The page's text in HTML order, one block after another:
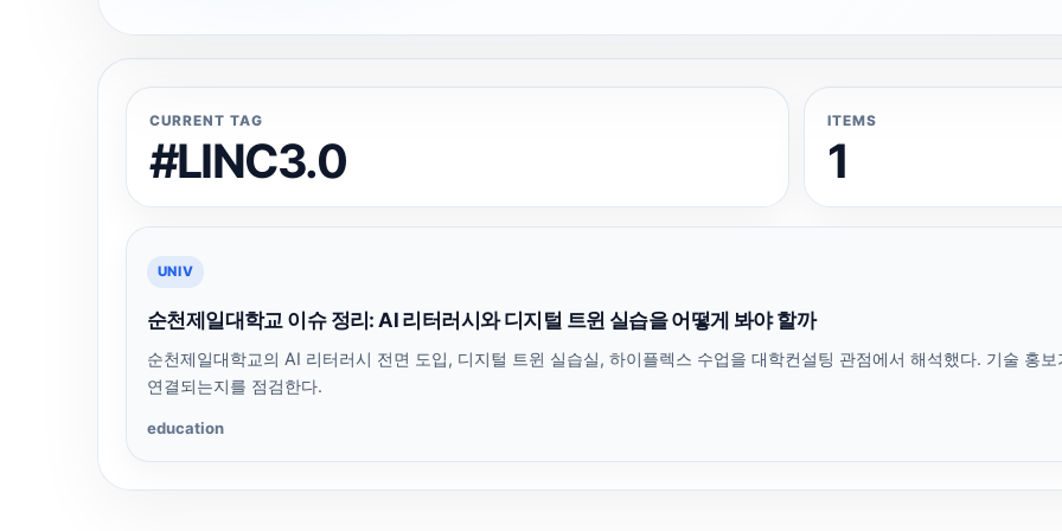
CURRENT TAG
#LINC3.0
ITEMS
1
UNIV
순천제일대학교 이슈 정리: AI 리터러시와 디지털 트윈 실습을 어떻게 봐야 할까
순천제일대학교의 AI 리터러시 전면 도입, 디지털 트윈 실습실, 하이플렉스 수업을 대학컨설팅 관점에서 해석했다. 기술 홍
연결되는지를 점검한다.
education